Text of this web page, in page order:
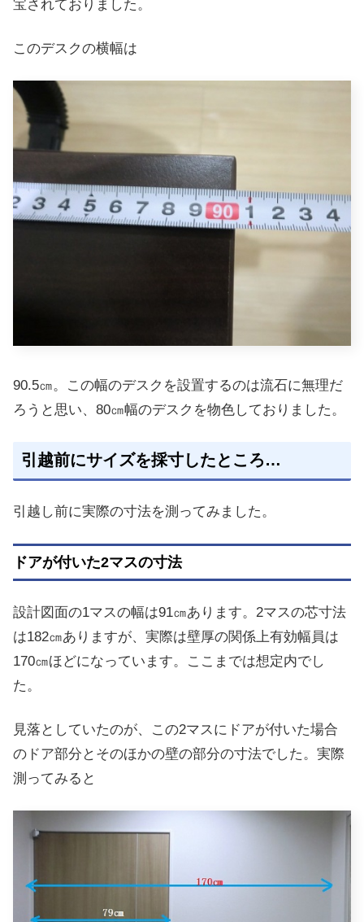
宝されておりました。
このデスクの横幅は
90.5㎝。この幅のデスクを設置するのは流石に無理だ
ろうと思い、80㎝幅のデスクを物色しておりました。
引越前にサイズを採寸したところ…
引越し前に実際の寸法を測ってみました。
ドアが付いた2マスの寸法
設計図面の1マスの幅は91㎝あります。2マスの芯寸法
は182㎝ありますが、実際は壁厚の関係上有効幅員は
170㎝ほどになっています。ここまでは想定内でし
た。
見落としていたのが、この2マスにドアが付いた場合
のドア部分とそのほかの壁の部分の寸法でした。実際
測ってみると